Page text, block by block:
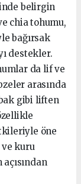
belirgin
chia tohumu,
bağırsak
destekler.
da lif ve
arasında
gibi liften
öne
kuru